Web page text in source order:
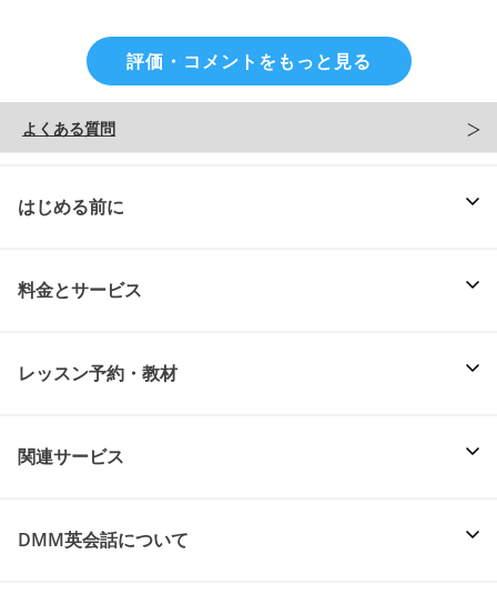
評価・コメントをもっと見る
よくある質問
はじめる前に
料金とサービス
レッスン予約・教材
関連サービス
DMM英会話について